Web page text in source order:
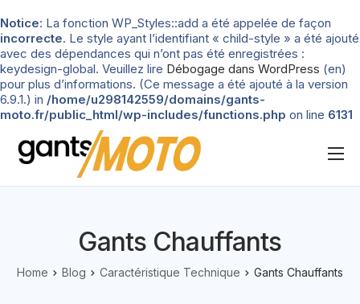
Notice: La fonction WP_Styles::add a été appelée de façon
incorrecte. Le style ayant l’identifiant « child-style » a été ajouté
avec des dépendances qui n’ont pas été enregistrées :
keydesign-global. Veuillez lire Débogage dans WordPress (en)
pour plus d’informations. (Ce message a été ajouté à la version
6.9.1.) in /home/u298142559/domains/gants-
moto.fr/public_html/wp-includes/functions.php on line 6131
Nos tests
Types de gants
Guide d’achat
Gants Chauffants
Home Blog Caractéristique Technique Gants Chauffants